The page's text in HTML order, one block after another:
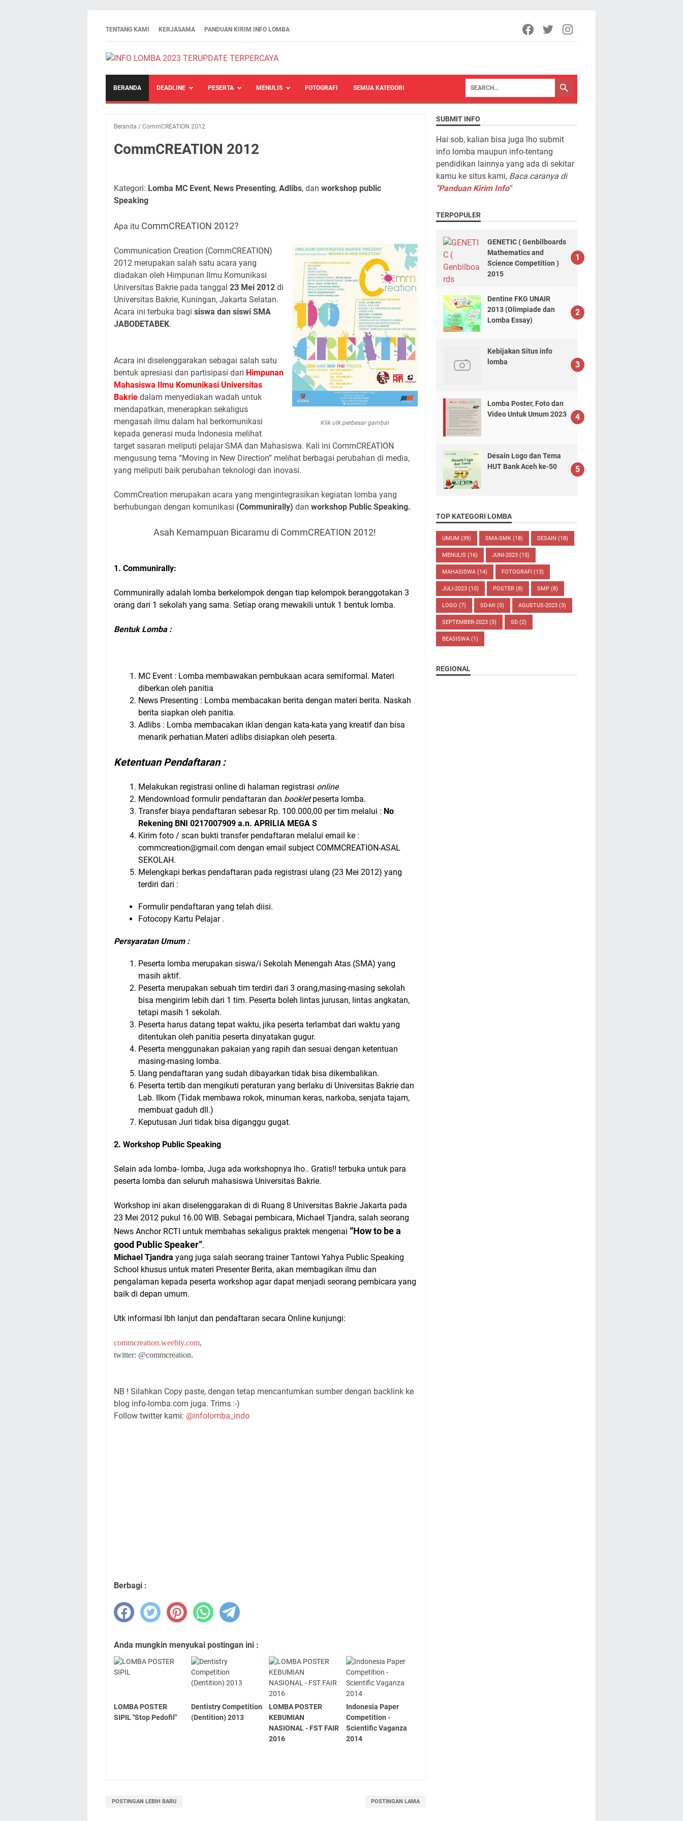
TENTANG KAMI KERJASAMA PANDUAN KIRIM INFO LOMBA
BERANDA DEADLINE PESERTA MENULIS FOTOGRAFI SEMUA KATEGORI
Beranda / CommCREATION 2012
CommCREATION 2012
Kategori: Lomba MC Event, News Presenting, Adlibs, dan workshop public
Speaking
Apa itu CommCREATION 2012?
Klik utk perbesar gambar
Communication Creation (CommCREATION)
2012 merupakan salah satu acara yang
diadakan oleh Himpunan Ilmu Komunikasi
Universitas Bakrie pada tanggal 23 Mei 2012 di
Universitas Bakrie, Kuningan, Jakarta Selatan.
Acara ini terbuka bagi siswa dan siswi SMA
JABODETABEK.
Acara ini diselenggarakan sebagai salah satu
bentuk apresiasi dan partisipasi dari Himpunan
Mahasiswa Ilmu Komunikasi Universitas
Bakrie dalam menyediakan wadah untuk
mendapatkan, menerapkan sekaligus
mengasah ilmu dalam hal berkomunikasi
kepada generasi muda Indonesia melihat
target sasaran meliputi pelajar SMA dan Mahasiswa. Kali ini CommCREATION
mengusung tema “Moving in New Direction” melihat berbagai perubahan di media,
yang meliputi baik perubahan teknologi dan inovasi.
CommCreation merupakan acara yang mengintegrasikan kegiatan lomba yang
berhubungan dengan komunikasi (Communirally) dan workshop Public Speaking.
Asah Kemampuan Bicaramu di CommCREATION 2012!
1. Communirally:
Communirally adalah lomba berkelompok dengan tiap kelompok beranggotakan 3
orang dari 1 sekolah yang sama. Setiap orang mewakili untuk 1 bentuk lomba.
Bentuk Lomba :
MC Event : Lomba membawakan pembukaan acara semiformal. Materi
diberkan oleh panitia
News Presenting : Lomba membacakan berita dengan materi berita. Naskah
berita siapkan oleh panitia.
Adlibs : Lomba membacakan iklan dengan kata-kata yang kreatif dan bisa
menarik perhatian.Materi adlibs disiapkan oleh peserta.
Ketentuan Pendaftaran :
Melakukan registrasi online di halaman registrasi online
Mendownload formulir pendaftaran dan bookletpeserta lomba.
Transfer biaya pendaftaran sebesar Rp. 100.000,00 per tim melalui : No
Rekening BNI 0217007909 a.n. APRILIA MEGA S
Kirim foto / scan bukti transfer pendaftaran melalui email ke :
commcreation@gmail.com dengan email subject COMMCREATION-ASAL
SEKOLAH.
Melengkapi berkas pendaftaran pada registrasi ulang (23 Mei 2012) yang
terdiri dari :
Formulir pendaftaran yang telah diisi.
Fotocopy Kartu Pelajar .
Persyaratan Umum :
Peserta lomba merupakan siswa/i Sekolah Menengah Atas (SMA) yang
masih aktif.
Peserta merupakan sebuah tim terdiri dari 3 orang,masing-masing sekolah
bisa mengirim lebih dari 1 tim. Peserta boleh lintas jurusan, lintas angkatan,
tetapi masih 1 sekolah.
Peserta harus datang tepat waktu, jika peserta terlambat dari waktu yang
ditentukan oleh panitia peserta dinyatakan gugur.
Peserta menggunakan pakaian yang rapih dan sesuai dengan ketentuan
masing-masing lomba.
Uang pendaftaran yang sudah dibayarkan tidak bisa dikembalikan.
Peserta tertib dan mengikuti peraturan yang berlaku di Universitas Bakrie dan
Lab. Ilkom (Tidak membawa rokok, minuman keras, narkoba, senjata tajam,
membuat gaduh dll.)
Keputusan Juri tidak bisa diganggu gugat.
2. Workshop Public Speaking
Selain ada lomba- lomba, Juga ada workshopnya lho.. Gratis!! terbuka untuk para
peserta lomba dan seluruh mahasiswa Universitas Bakrie.
Workshop ini akan diselenggarakan di di Ruang 8 Universitas Bakrie Jakarta pada
23 Mei 2012 pukul 16.00 WIB. Sebagai pembicara, Michael Tjandra, salah seorang
News Anchor RCTI untuk membahas sekaligus praktek mengenai “How to be a
good Public Speaker”.
Michael Tjandra yang juga salah seorang trainer Tantowi Yahya Public Speaking
School khusus untuk materi Presenter Berita, akan membagikan ilmu dan
pengalaman kepada peserta workshop agar dapat menjadi seorang pembicara yang
baik di depan umum.
Utk informasi lbh lanjut dan pendaftaran secara Online kunjungi:
commcreation.weebly.com,
twitter: @commcreation.
NB ! Silahkan Copy paste, dengan tetap mencantumkan sumber dengan backlink ke
blog info-lomba.com juga. Trims :-)
Follow twitter kami: @infolomba_indo
Berbagi :
Anda mungkin menyukai postingan ini :
LOMBA POSTER
SIPIL "Stop Pedofil"
Dentistry Competition
(Dentition) 2013
LOMBA POSTER
KEBUMIAN
NASIONAL - FST FAIR
2016
Indonesia Paper
Competition -
Scientific Vaganza
2014
POSTINGAN LEBIH BARU POSTINGAN LAMA
SUBMIT INFO
Hai sob, kalian bisa juga lho submit
info lomba maupun info-tentang
pendidikan lainnya yang ada di sekitar
kamu ke situs kami, Baca caranya di
"Panduan Kirim Info"
TERPOPULER
GENETIC ( Genbilboards
Mathematics and
Science Competition )
2015
Dentine FKG UNAIR
2013 (Olimpiade dan
Lomba Essay)
Kebijakan Situs info
lomba
Lomba Poster, Foto dan
Video Untuk Umum 2023
Desain Logo dan Tema
HUT Bank Aceh ke-50
TOP KATEGORI LOMBA
UMUM (39) SMA-SMK (18) DESAIN (18)
MENULIS (16) JUNI-2023 (15)
MAHASISWA (14) FOTOGRAFI (13)
JULI-2023 (10) POSTER (8) SMP (8)
LOGO (7) SD-MI (5) AGUSTUS-2023 (3)
SEPTEMBER-2023 (3) SD (2)
BEASISWA (1)
REGIONAL